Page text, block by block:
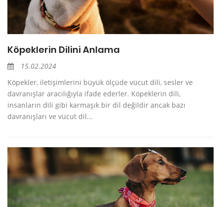
Köpeklerin Dilini Anlama
15.02.2024
Köpekler, iletişimlerini büyük ölçüde vücut dili, sesler ve
davranışlar aracılığıyla ifade ederler. Köpeklerin dili,
insanların dili gibi karmaşık bir dil değildir ancak bazı
davranışları ve vücut dil...